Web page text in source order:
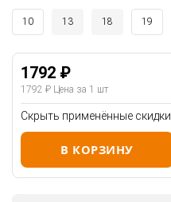
10 13 18 19
1792 ₽
1792 ₽ Цена за 1 шт
Скрыть применённые скидки
В КОРЗИНУ